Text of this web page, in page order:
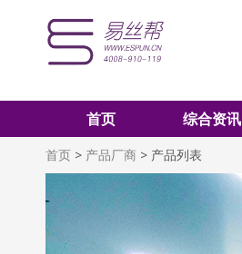
首页 综合资讯
首页 > 产品厂商 > 产品列表